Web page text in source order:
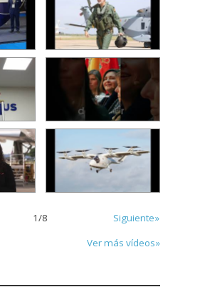
1/8
Siguiente»
Ver más vídeos»